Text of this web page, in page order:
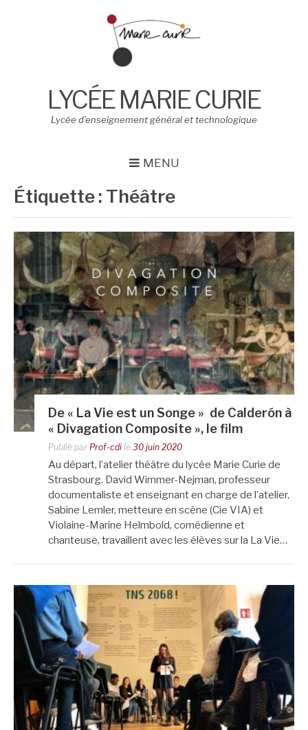
LYCÉE MARIE CURIE
Lycée d’enseignement général et technologique
MENU
Étiquette : Théâtre
De « La Vie est un Songe » de Calderón à
« Divagation Composite », le film
Publié par Prof-cdi le 30 juin 2020
Au départ, l’atelier théâtre du lycée Marie Curie de
Strasbourg. David Wimmer-Nejman, professeur
documentaliste et enseignant en charge de l’atelier,
Sabine Lemler, metteure en scène (Cie VIA) et
Violaine-Marine Helmbold, comédienne et
chanteuse, travaillent avec les élèves sur la La Vie…